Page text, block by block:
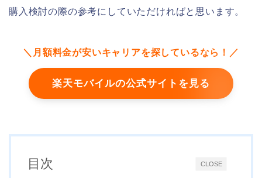
購入検討の際の参考にしていただければと思います。
＼月額料金が安いキャリアを探しているなら！／
楽天モバイルの公式サイトを見る
CLOSE
目次